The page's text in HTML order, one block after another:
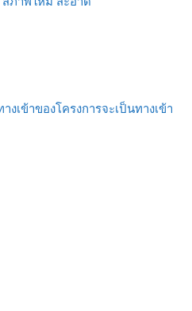
เข้าของโครงการจะเป็นทางเข้า